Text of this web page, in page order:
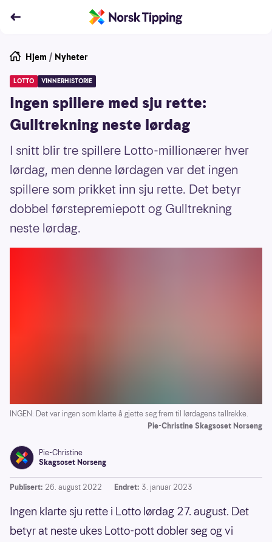
Hjem / Nyheter
LOTTO VINNERHISTORIE
Ingen spillere med sju rette:
Gulltrekning neste lørdag
I snitt blir tre spillere Lotto-millionærer hver
lørdag, men denne lørdagen var det ingen
spillere som prikket inn sju rette. Det betyr
dobbel førstepremiepott og Gulltrekning
neste lørdag.
INGEN: Det var ingen som klarte å gjette seg frem til lørdagens tallrekke.
Pie-Christine Skagsoset Norseng
Pie-Christine
Skagsoset Norseng
Publisert: 26. august 2022 Endret: 3. januar 2023
Ingen klarte sju rette i Lotto lørdag 27. august. Det
betyr at neste ukes Lotto-pott dobler seg og vi